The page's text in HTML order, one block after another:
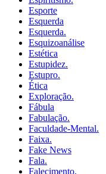
Esporte
Esquerda
Esquerda.
Esquizoanálise
Estética
Estupidez.
Estupro.
Ética
Exploração.
Fábula
Fabulação.
Faculdade-Mental.
Faixa.
Fake News
Fala.
Falecimento.